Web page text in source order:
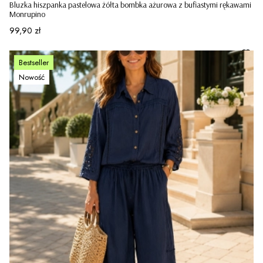
Bluzka hiszpanka pastelowa żółta bombka ażurowa z bufiastymi rękawami
Monrupino
Cena
99,90 zł
Bestseller
Nowość